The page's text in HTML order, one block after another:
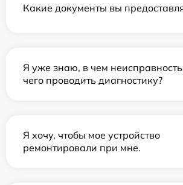
Какие документы вы
Я уже знаю, в чем
чего проводить диагностику?
Я хочу, чтобы мое устройство
ремонтировали при мне.